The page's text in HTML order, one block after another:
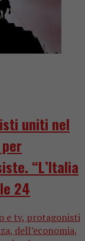
uniti nel
“L’Italia
24
e tv, protagonisti
dell’economia,